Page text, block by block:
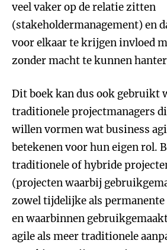
veel vaker op de relatie zitten
(stakeholdermanagement) en
voor elkaar te krijgen invloed
zonder macht te kunnen
Dit boek kan dus ook gebruikt
traditionele projectmanagers
willen vormen wat business
betekenen voor hun eigen rol.
traditionele of hybride
(projecten waarbij
zowel tijdelijke als
en waarbinnen
agile als meer traditionele